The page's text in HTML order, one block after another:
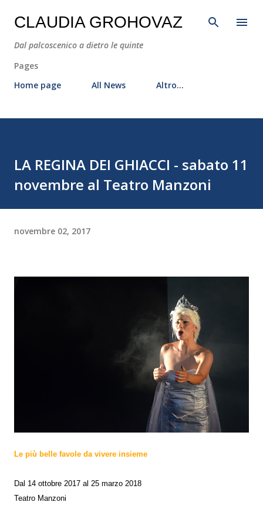
Passa ai contenuti principali
CLAUDIA GROHOVAZ
Dal palcoscenico a dietro le quinte
Pages
Home page
All News Altro…
LA REGINA DEI GHIACCI - sabato 11
novembre al Teatro Manzoni
novembre 02, 2017
Le più belle favole da vivere insieme
Dal 14 ottobre 2017 al 25 marzo 2018
Teatro Manzoni